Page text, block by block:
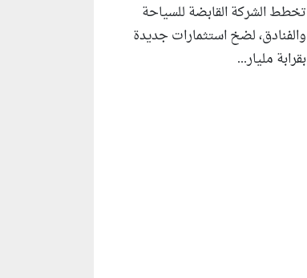
تخطط الشركة القابضة للسياحة
والفنادق، لضخ استثمارات جديدة
بقرابة مليار...